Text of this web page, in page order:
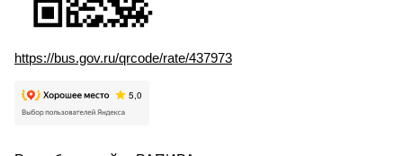
https://bus.gov.ru/qrcode/rate/437973